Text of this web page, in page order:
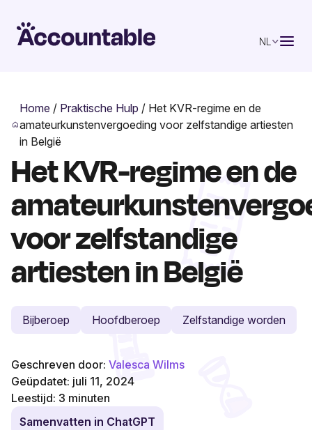
NL
Home / Praktische Hulp / Het KVR-regime en de
amateurkunstenvergoeding voor zelfstandige artiesten
in België
Het KVR-regime en de
voor zelfstandige
artiesten in België
Bijberoep Hoofdberoep Zelfstandige worden
Geschreven door: Valesca Wilms
Geüpdatet: juli 11, 2024
Leestijd: 3 minuten
Samenvatten in ChatGPT